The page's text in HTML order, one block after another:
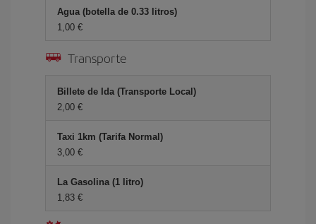
Agua (botella de 0.33 litros)
1,00 €
Transporte
Billete de Ida (Transporte Local)
2,00 €
Taxi 1km (Tarifa Normal)
3,00 €
La Gasolina (1 litro)
1,83 €